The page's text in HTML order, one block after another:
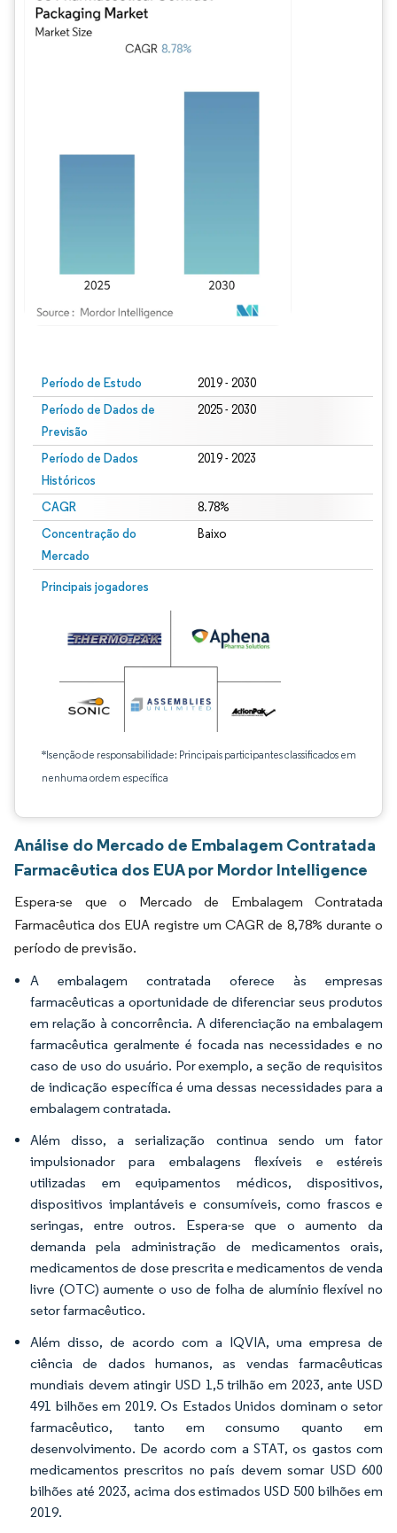
Período de Estudo 2019 - 2030
Período de Dados de
Previsão
2025 - 2030
Período de Dados
Históricos
2019 - 2023
CAGR 8.78%
Concentração do
Mercado
Baixo
Principais jogadores
*Isenção de responsabilidade: Principais participantes classificados em
nenhuma ordem específica
Análise do Mercado de Embalagem Contratada
Farmacêutica dos EUA por Mordor Intelligence
Espera-se que o Mercado de Embalagem Contratada
Farmacêutica dos EUA registre um CAGR de 8,78% durante o
período de previsão.
A embalagem contratada oferece às empresas
farmacêuticas a oportunidade de diferenciar seus produtos
em relação à concorrência. A diferenciação na embalagem
farmacêutica geralmente é focada nas necessidades e no
caso de uso do usuário. Por exemplo, a seção de requisitos
de indicação específica é uma dessas necessidades para a
embalagem contratada.
Além disso, a serialização continua sendo um fator
impulsionador para embalagens flexíveis e estéreis
utilizadas em equipamentos médicos, dispositivos,
dispositivos implantáveis e consumíveis, como frascos e
seringas, entre outros. Espera-se que o aumento da
demanda pela administração de medicamentos orais,
medicamentos de dose prescrita e medicamentos de venda
livre (OTC) aumente o uso de folha de alumínio flexível no
setor farmacêutico.
Além disso, de acordo com a IQVIA, uma empresa de
ciência de dados humanos, as vendas farmacêuticas
mundiais devem atingir USD 1,5 trilhão em 2023, ante USD
491 bilhões em 2019. Os Estados Unidos dominam o setor
farmacêutico, tanto em consumo quanto em
desenvolvimento. De acordo com a STAT, os gastos com
medicamentos prescritos no país devem somar USD 600
bilhões até 2023, acima dos estimados USD 500 bilhões em
2019.